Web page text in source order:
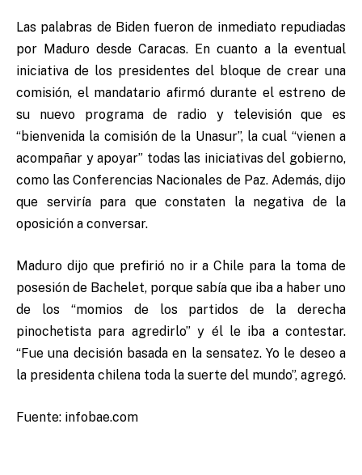
Las palabras de Biden fueron de inmediato repudiadas
por Maduro desde Caracas. En cuanto a la eventual
iniciativa de los presidentes del bloque de crear una
comisión, el mandatario afirmó durante el estreno de
su nuevo programa de radio y televisión que es
“bienvenida la comisión de la Unasur”, la cual “vienen a
acompañar y apoyar” todas las iniciativas del gobierno,
como las Conferencias Nacionales de Paz. Además, dijo
que serviría para que constaten la negativa de la
oposición a conversar.
Maduro dijo que prefirió no ir a Chile para la toma de
posesión de Bachelet, porque sabía que iba a haber uno
de los “momios de los partidos de la derecha
pinochetista para agredirlo” y él le iba a contestar.
“Fue una decisión basada en la sensatez. Yo le deseo a
la presidenta chilena toda la suerte del mundo”, agregó.
Fuente: infobae.com